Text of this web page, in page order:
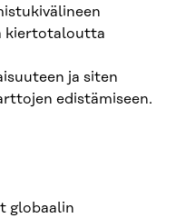
kiertotaloutta
ja siten
edistämiseen.
globaalin